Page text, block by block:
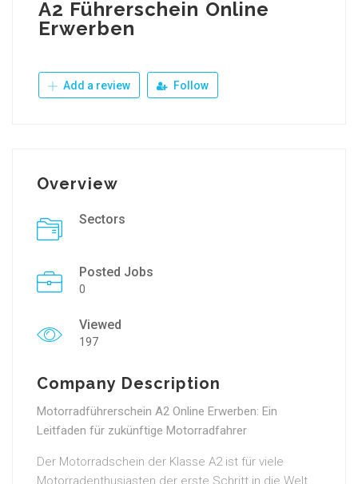
A2 Führerschein Online
Erwerben
Add a review Follow
Overview
Sectors
Posted Jobs
0
Viewed
197
Company Description
Motorradführerschein A2 Online Erwerben: Ein
Leitfaden für zukünftige Motorradfahrer
Der Motorradschein der Klasse A2 ist für viele
Motorradenthusiasten der erste Schritt in die Welt